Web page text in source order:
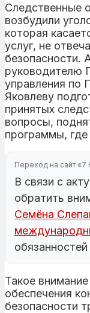
Следственные
возбудили
которая
услуг, не
безопасности.
руководителю
управления по
Яковлеву
принятых
вопросы,
программы,
Переход на сайт «7
В связи с
обратить
Семёна
Такое
обеспечения
безопасности